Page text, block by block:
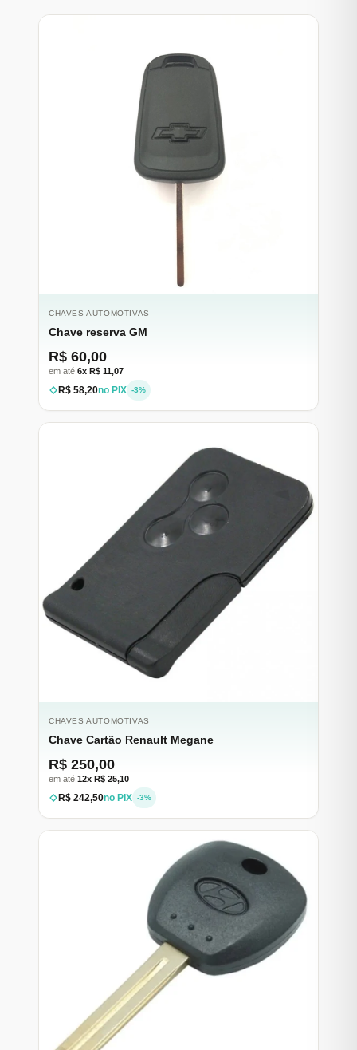
CHAVES AUTOMOTIVAS
Chave reserva GM
R$ 60,00
em até 6x R$ 11,07
R$ 58,20no PIX -3%
CHAVES AUTOMOTIVAS
Chave Cartão Renault Megane
R$ 250,00
em até 12x R$ 25,10
R$ 242,50no PIX -3%